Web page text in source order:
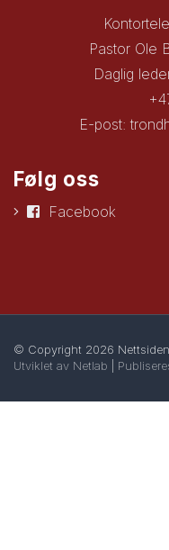
Pastor Ole
Daglig
E-post:
Følg oss
Facebook
© Copyright 2026 Nettsiden
Utviklet av Netlab